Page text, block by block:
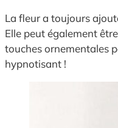
La fleur a toujours
Elle peut également
touches ornementales
hypnotisant !